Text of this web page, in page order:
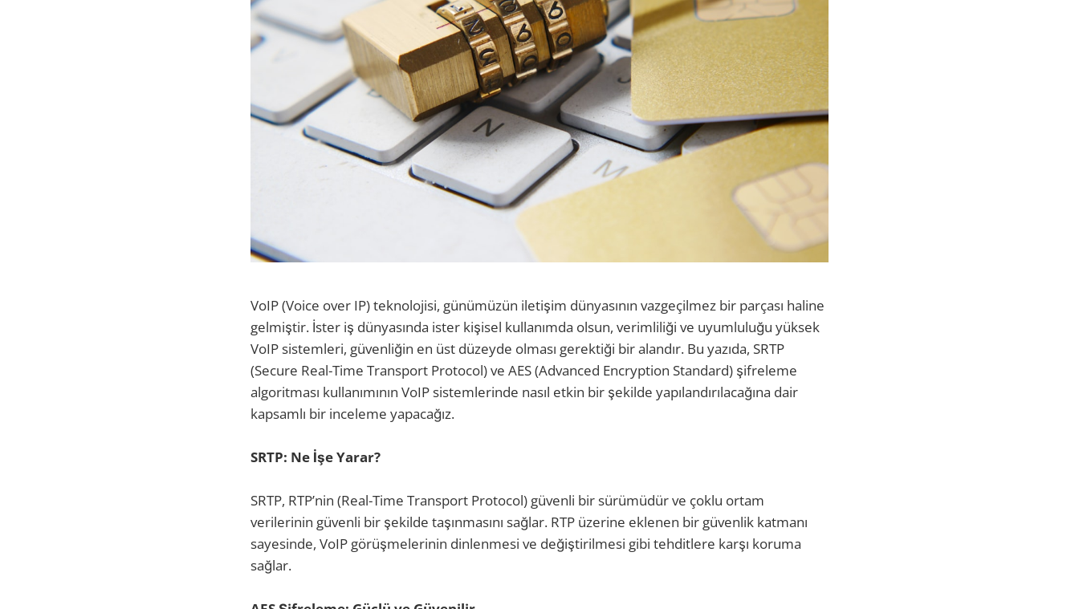
VoIP (Voice over IP) teknolojisi, günümüzün iletişim dünyasının vazgeçilmez bir parçası haline
gelmiştir. İster iş dünyasında ister kişisel kullanımda olsun, verimliliği ve uyumluluğu yüksek
VoIP sistemleri, güvenliğin en üst düzeyde olması gerektiği bir alandır. Bu yazıda, SRTP
(Secure Real-Time Transport Protocol) ve AES (Advanced Encryption Standard) şifreleme
algoritması kullanımının VoIP sistemlerinde nasıl etkin bir şekilde yapılandırılacağına dair
kapsamlı bir inceleme yapacağız.
SRTP: Ne İşe Yarar?
SRTP, RTP’nin (Real-Time Transport Protocol) güvenli bir sürümüdür ve çoklu ortam
verilerinin güvenli bir şekilde taşınmasını sağlar. RTP üzerine eklenen bir güvenlik katmanı
sayesinde, VoIP görüşmelerinin dinlenmesi ve değiştirilmesi gibi tehditlere karşı koruma
sağlar.